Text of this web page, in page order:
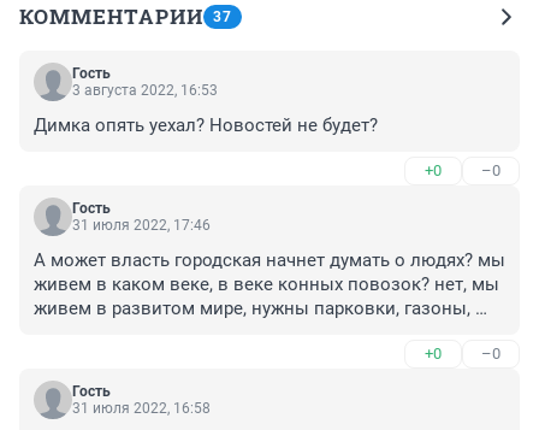
КОММЕНТАРИИ 37
Гость
3 августа 2022, 16:53
Димка опять уехал? Новостей не будет?
+0 –0
Гость
31 июля 2022, 17:46
А может власть городская начнет думать о людях? мы
живем в каком веке, в веке конных повозок? нет, мы
живем в развитом мире, нужны парковки, газоны,
каждом жилом квартале..... а у нас все наоборот, мы
движемся в век 18....
+0 –0
Гость
31 июля 2022, 16:58